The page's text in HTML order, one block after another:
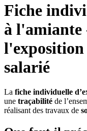
Fiche
à l'amiante
salarié
La fiche individuelle
une traçabilité de
réalisant des travaux de